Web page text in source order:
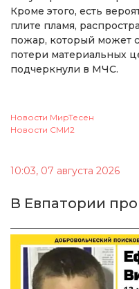
Кроме этого, есть
плите пламя,
пожар, который может
потери материальных
подчеркнули в МЧС.
Новости МирТесен
Новости СМИ2
10:03, 07 августа 2026
В Евпатории